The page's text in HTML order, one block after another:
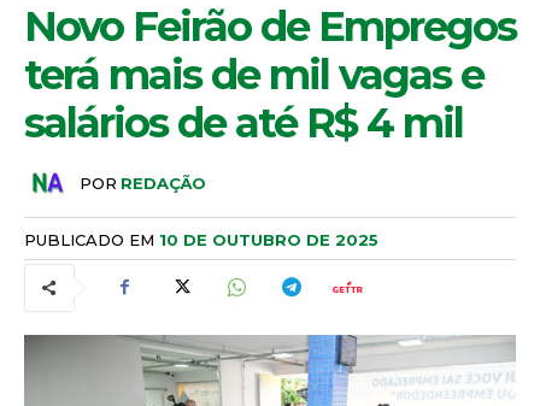
Novo Feirão de Empregos
terá mais de mil vagas e
salários de até R$ 4 mil
POR REDAÇÃO
PUBLICADO EM 10 DE OUTUBRO DE 2025